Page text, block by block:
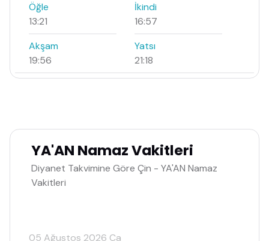
Öğle
13:21
İkindi
16:57
Akşam
19:56
Yatsı
21:18
YA'AN Namaz Vakitleri
Diyanet Takvimine Göre Çin - YA'AN Namaz
Vakitleri
05 Ağustos 2026 Ça